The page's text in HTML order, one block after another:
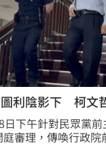
利陰影下 柯文
日下午針對民眾黨
審理，傳喚行政院